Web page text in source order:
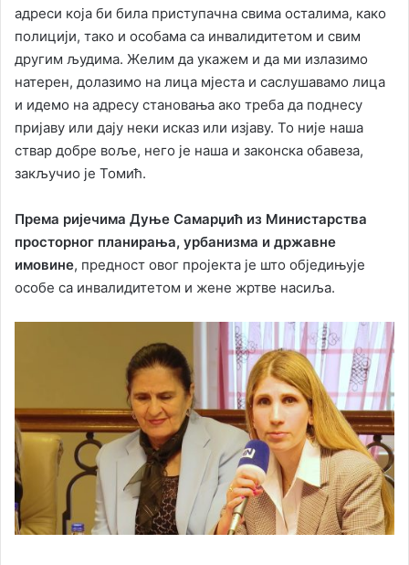
адреси која би била приступачна свима осталима, како
полицији, тако и особама са инвалидитетом и свим
другим људима. Желим да укажем и да ми излазимо
натерен, долазимо на лица мјеста и саслушавамо лица
и идемо на адресу становања ако треба да поднесу
пријаву или дају неки исказ или изјаву. То није наша
ствар добре воље, него је наша и законска обавеза,
закључио је Томић.
Према ријечима Дуње Самарџић из Министарства
просторног планирања, урбанизма и државне
имовине, предност овог пројекта је што обједињује
особе са инвалидитетом и жене жртве насиља.